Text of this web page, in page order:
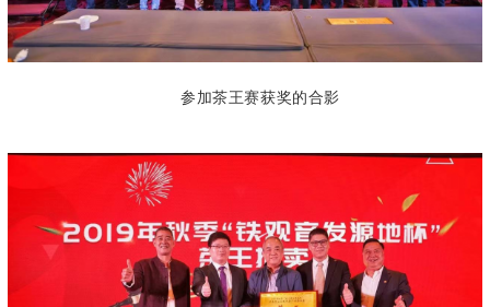
参加茶王赛获奖的合影